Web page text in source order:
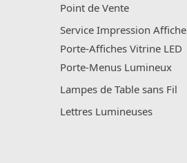
Point de Vente
Service Impression Affiche
Porte-Affiches Vitrine LED
Porte-Menus Lumineux
Lampes de Table sans Fil
Lettres Lumineuses